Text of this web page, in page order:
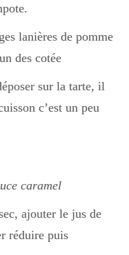
lanières de pomme
des cotée
sur la tarte, il
c’est un peu
caramel
ajouter le jus de
réduire puis